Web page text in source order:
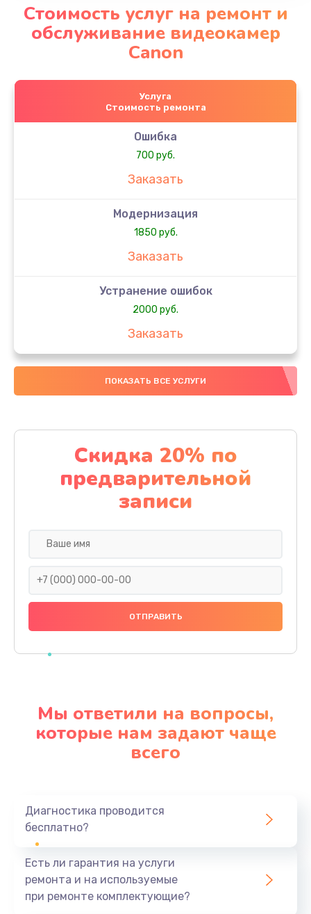
Стоимость услуг на ремонт и
обслуживание видеокамер
Canon
Услуга
Стоимость ремонта
Ошибка
700 руб.
Заказать
Модернизация
1850 руб.
Заказать
Устранение ошибок
2000 руб.
Заказать
Ремонт после залития
1730 руб.
Ремонт электроплаты
1320 руб.
Заказать
Замена датчика
480 руб.
Заказать
Замена кнопки
Заказать
ПОКАЗАТЬ ВСЕ УСЛУГИ
Скидка 20% по
предварительной
записи
Мы ответили на вопросы,
которые нам задают чаще
всего
Диагностика проводится
бесплатно?
Есть ли гарантия на услуги
ремонта и на используемые
при ремонте комплектующие?